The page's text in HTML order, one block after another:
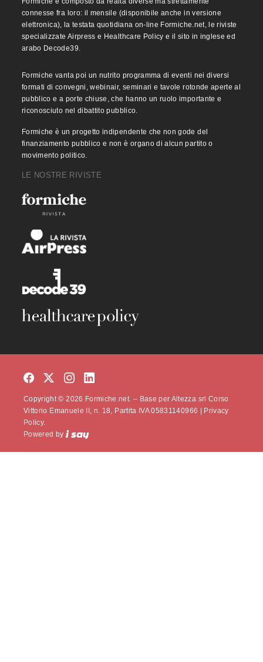
connesse fra loro: il mensile (disponibile anche in versione
elettronica), la testata quotidiana on-line Formiche.net, le riviste
specializzate Airpress e Healthcare Policy e il sito in inglese ed
arabo Decode39.
Formiche vanta poi un nutrito programma di eventi nei diversi
formati di convegni, webinair, seminari e tavole rotonde aperte al
pubblico e a porte chiuse, che hanno un ruolo importante e
riconosciuto nel dibattito pubblico.
Formiche è un progetto indipendente che non gode del
finanziamento pubblico e non è organo di alcun partito o
movimento politico.
LE NOSTRE RIVISTE
Copyright © 2026 Formiche.net. – Base per Altezza srl Corso
Vittorio Emanuele II, n. 18, Partita IVA 05831140966 | Privacy
Policy.
Powered by